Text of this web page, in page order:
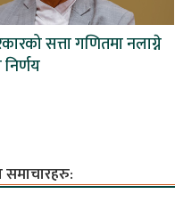
सत्ता गणितमा नलाग्ने
निर्णय
समाचारहरु: